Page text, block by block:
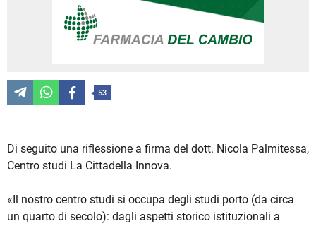
53
Di seguito una riflessione a firma del dott. Nicola Palmitessa,
Centro studi La Cittadella Innova.
«Il nostro centro studi si occupa degli studi porto (da circa
un quarto di secolo): dagli aspetti storico istituzionali a